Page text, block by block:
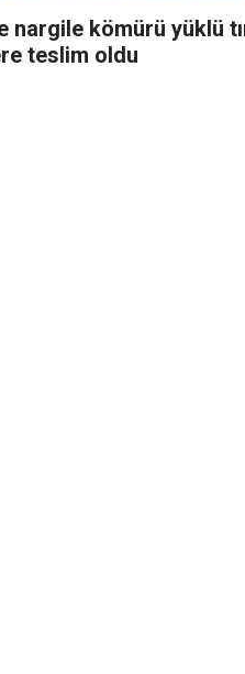
nargile kömürü yüklü
teslim oldu